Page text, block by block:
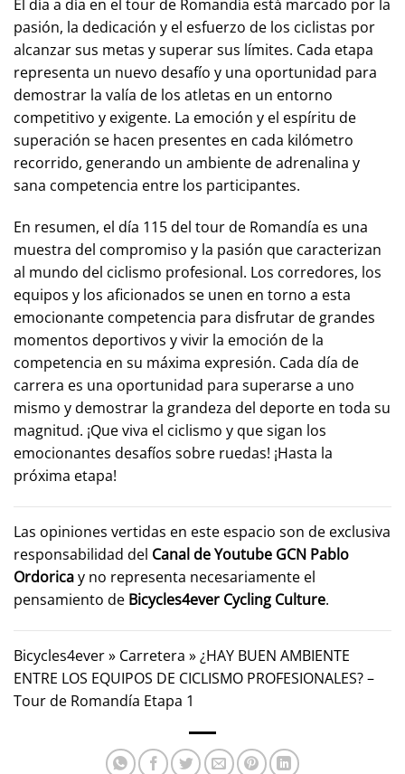
El día a día en el tour de Romandía está marcado por la
pasión, la dedicación y el esfuerzo de los ciclistas por
alcanzar sus metas y superar sus límites. Cada etapa
representa un nuevo desafío y una oportunidad para
demostrar la valía de los atletas en un entorno
competitivo y exigente. La emoción y el espíritu de
superación se hacen presentes en cada kilómetro
recorrido, generando un ambiente de adrenalina y
sana competencia entre los participantes.
En resumen, el día 115 del tour de Romandía es una
muestra del compromiso y la pasión que caracterizan
al mundo del ciclismo profesional. Los corredores, los
equipos y los aficionados se unen en torno a esta
emocionante competencia para disfrutar de grandes
momentos deportivos y vivir la emoción de la
competencia en su máxima expresión. Cada día de
carrera es una oportunidad para superarse a uno
mismo y demostrar la grandeza del deporte en toda su
magnitud. ¡Que viva el ciclismo y que sigan los
emocionantes desafíos sobre ruedas! ¡Hasta la
próxima etapa!
Las opiniones vertidas en este espacio son de exclusiva
responsabilidad del Canal de Youtube GCN Pablo
Ordoricay no representa necesariamente el
pensamiento de Bicycles4ever Cycling Culture.
Bicycles4ever» Carretera »¿HAY BUEN AMBIENTE
ENTRE LOS EQUIPOS DE CICLISMO PROFESIONALES? –
Tour de Romandía Etapa 1